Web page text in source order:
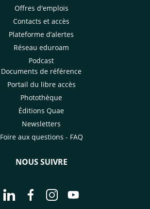
Offres d'emplois
Contacts et accès
Plateforme d’alertes
Réseau eduroam
Podcast
Documents de référence
Portail du libre accès
Photothèque
Éditions Quae
Newsletters
Foire aux questions - FAQ
NOUS SUIVRE
Aller à la page Nous suivre sur
Aller à la page Nous suivre sur
Aller à la page Nous
Aller à la page